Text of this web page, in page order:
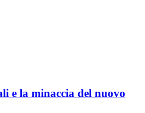
e la minaccia del nuovo